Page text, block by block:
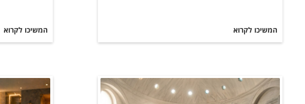
המשיכו לקרוא המשיכו לקרוא